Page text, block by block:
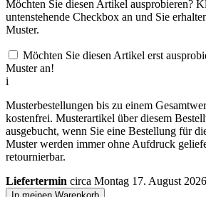
Möchten Sie diesen Artikel ausprobieren?
untenstehende Checkbox an und Sie
Muster.
Möchten Sie diesen Artikel erst
Muster an!
i
Musterbestellungen bis zu einem
kostenfrei. Musterartikel über diesem
ausgebucht, wenn Sie eine Bestellung für
Muster werden immer ohne Aufdruck
retournierbar.
Liefertermin circa Montag 17. August 2026